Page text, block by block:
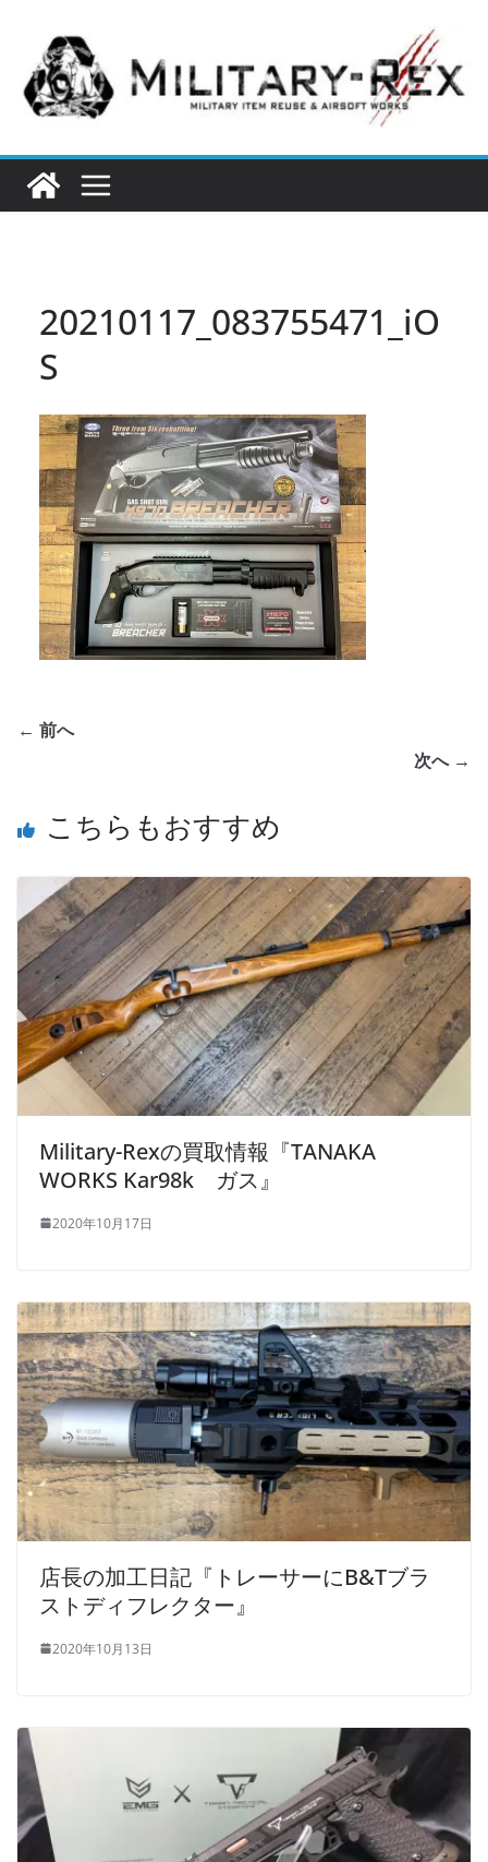
へ
20210117_083755471_iO
S
← 前へ
次へ →
こちらもおすすめ
Military-Rexの買取情報『TANAKA
WORKS Kar98k ガス』
2020年10月17日
店長の加工日記『トレーサーにB&Tブラ
ストディフレクター』
2020年10月13日